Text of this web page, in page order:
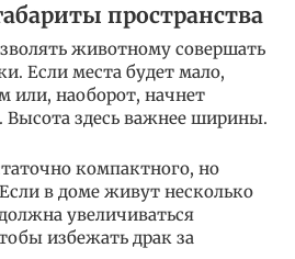
пространства
животному совершать
Если места будет мало,
или, наоборот, начнет
Высота здесь важнее ширины.
компактного, но
в доме живут несколько
увеличиваться
избежать драк за